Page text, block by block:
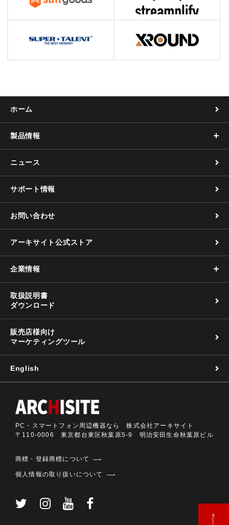
ホーム
製品情報
ニュース
サポート情報
お問い合わせ
アーキサイト公式ストア
企業情報
取扱説明書
ダウンロード
販売店様向け
マーケティングツール
English
PC・スマートフォン周辺機器なら 株式会社アーキサイト
〒110-0006 東京都台東区秋葉原5-9 明治安田生命秋葉原ビル
商標・登録商標について
個人情報の取り扱いについて